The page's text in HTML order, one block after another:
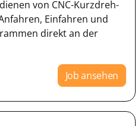
von CNC-Kurzdreh-
Einfahren und
direkt an der
Job ansehen